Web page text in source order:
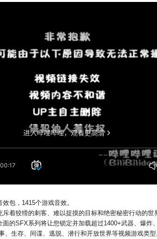
包，1415个游戏音效。
斥着狡猾的刺客、难以捉摸的目标和绝密秘密行动的
面的SFX系列将让您锁定并加载超过1400+武器、爆
、生存、间谍、逃脱、潜行和开放世界等视频游戏类型